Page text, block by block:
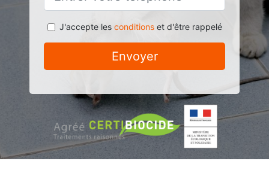
J'accepte les conditionset d'être rappelé
Envoyer